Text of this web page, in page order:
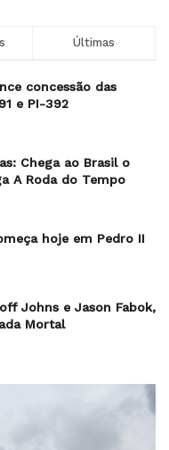
Últimas
concessão das
e PI-392
Chega ao Brasil o
A Roda do Tempo
hoje em Pedro II
Johns e Jason Fabok,
Mortal